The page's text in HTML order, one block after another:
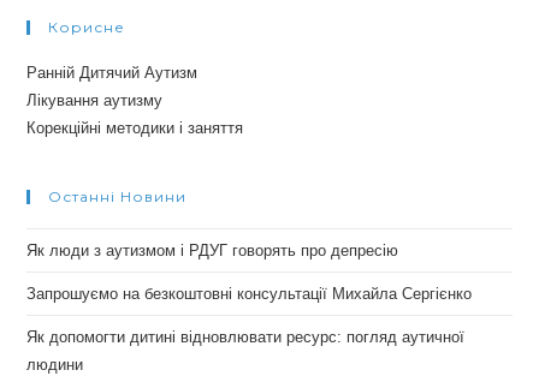
Корисне
Ранній Дитячий Аутизм
Лікування аутизму
Корекційні методики і заняття
Останні Новини
Як люди з аутизмом і РДУГ говорять про депресію
Запрошуємо на безкоштовні консультації Михайла Сергієнко
Як допомогти дитині відновлювати ресурс: погляд аутичної
людини